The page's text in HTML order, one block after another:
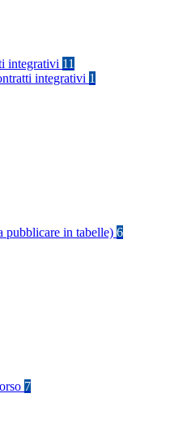
integrativi 11
integrativi 1
pubblicare in tabelle) 6
7